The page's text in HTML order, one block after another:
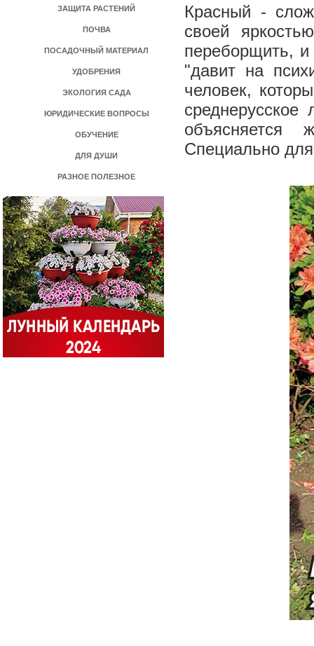
ЗАЩИТА РАСТЕНИЙ
ПОЧВА
ПОСАДОЧНЫЙ МАТЕРИАЛ
УДОБРЕНИЯ
ЭКОЛОГИЯ САДА
ЮРИДИЧЕСКИЕ ВОПРОСЫ
ОБУЧЕНИЕ
ДЛЯ ДУШИ
РАЗНОЕ ПОЛЕЗНОЕ
Красный -­
своей
переборщить, и
"давит на
человек,
объясняется
Специально